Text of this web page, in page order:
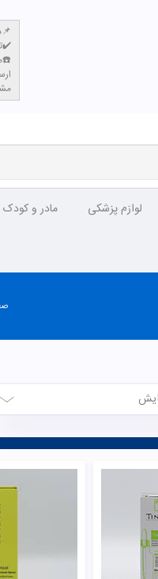
داروخانه شبانه روزی دکتر رویا میرنظامی📌
تمامی محصولات دارای برچسب اصالت کالا و سیب سلامت میباشند✔️
مشاوره تلفنی (8 تا 16) : 02165389693☎️
لوازم پزشکی مادر و کودک